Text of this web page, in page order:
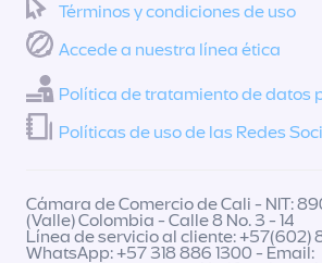
Términos y condiciones de uso
Accede a nuestra línea ética
Política de tratamiento de datos
Políticas de uso de las Redes
Cámara de Comercio de Cali - NIT:
(Valle) Colombia - Calle 8 No. 3 - 14
Línea de servicio al cliente: +57(602)
WhatsApp: +57 318 886 1300 - Email: